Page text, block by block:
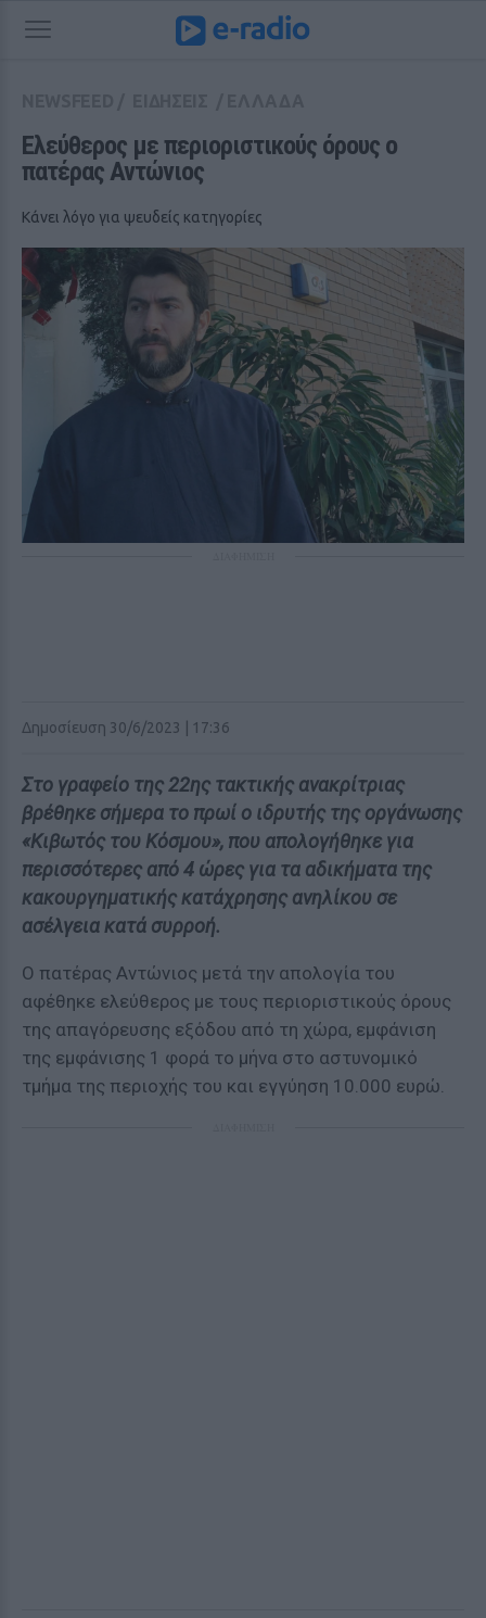
Ελεύθερος με περιοριστικούς όρους ο
πατέρας Αντώνιος
Κάνει λόγο για ψευδείς κατηγορίες
Δημοσίευση 30/6/2023 | 17:36
Στο γραφείο της 22ης τακτικής ανακρίτριας
βρέθηκε σήμερα το πρωί ο ιδρυτής της οργάνωσης
«Κιβωτός του Κόσμου», που απολογήθηκε για
περισσότερες από 4 ώρες για τα αδικήματα της
κακουργηματικής κατάχρησης ανηλίκου σε
ασέλγεια κατά συρροή.
Ο πατέρας Αντώνιος μετά την απολογία του
αφέθηκε ελεύθερος με τους περιοριστικούς όρους
της απαγόρευσης εξόδου από τη χώρα, εμφάνιση
της εμφάνισης 1 φορά το μήνα στο αστυνομικό
τμήμα της περιοχής του και εγγύηση 10.000 ευρώ.